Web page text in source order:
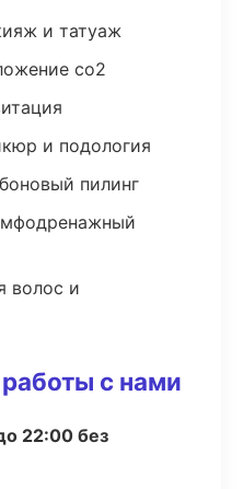
и татуаж
co2
и подология
пилинг
волос и
с нами
22:00 без